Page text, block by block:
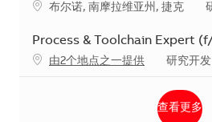
地点布尔诺, 南摩拉维亚州, 捷克
Process & Toolchain Expert
由2个地点之一提供 类别
研究开发
查看更多